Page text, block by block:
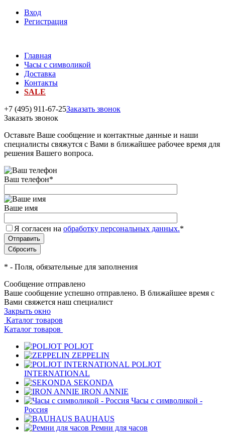
Вход
Регистрация
Главная
Часы с символикой
Доставка
Контакты
SALE
+7 (495) 911-67-25Заказать звонок
Заказать звонок
Оставьте Ваше сообщение и контактные данные и наши
специалисты свяжутся с Вами в ближайшее рабочее время для
решения Вашего вопроса.
Ваш телефон*
Ваше имя
Я согласен на обработку персональных данных.*
* - Поля, обязательные для заполнения
Сообщение отправлено
Ваше сообщение успешно отправлено. В ближайшее время с
Вами свяжется наш специалист
Закрыть окно
Каталог товаров
Каталог товаров
POLJOT
ZEPPELIN
POLJOT
INTERNATIONAL
SEKONDA
IRON ANNIE
Часы с символикой -
Россия
BAUHAUS
Ремни для часов